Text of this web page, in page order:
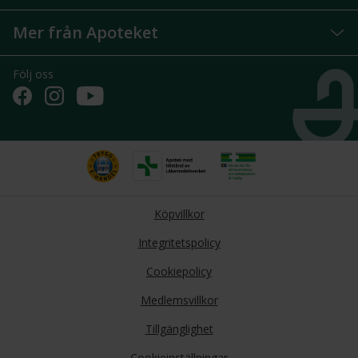
Mer från Apoteket
Följ oss
Köpvillkor
Integritetspolicy
Cookiepolicy
Medlemsvillkor
Tillgänglighet